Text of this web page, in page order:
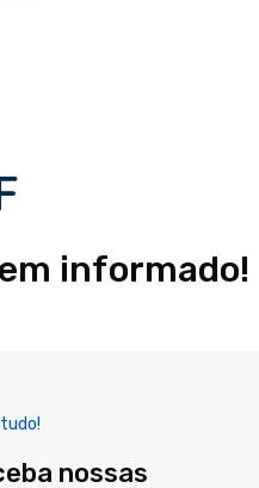
informado!
nossas